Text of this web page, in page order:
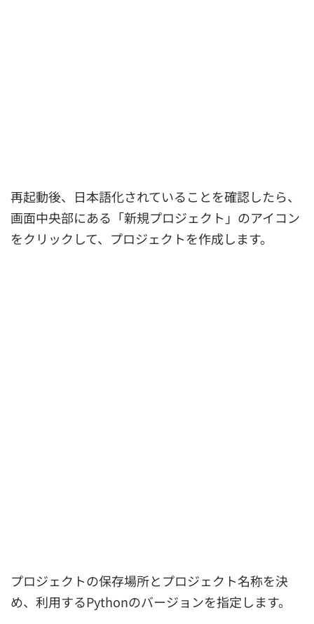
再起動後、日本語化されていることを確認したら、
画面中央部にある「新規プロジェクト」のアイコン
をクリックして、プロジェクトを作成します。
プロジェクトの保存場所とプロジェクト名称を決
め、利用するPythonのバージョンを指定します。